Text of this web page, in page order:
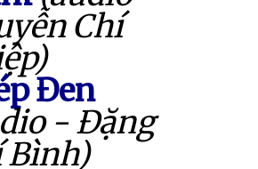
Chí
Đen
- Đặng
Bình)